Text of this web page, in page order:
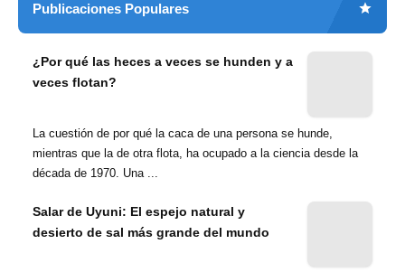
Publicaciones Populares
¿Por qué las heces a veces se hunden y a
veces flotan?
La cuestión de por qué la caca de una persona se hunde,
mientras que la de otra flota, ha ocupado a la ciencia desde la
década de 1970. Una ...
Salar de Uyuni: El espejo natural y
desierto de sal más grande del mundo